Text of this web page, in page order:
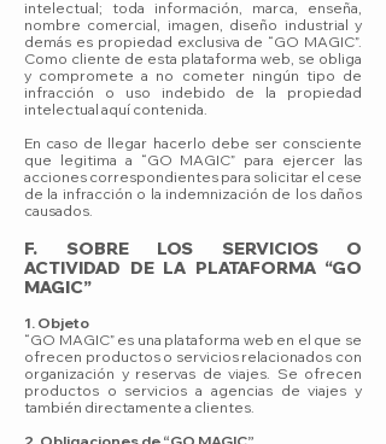
intelectual; toda información, marca, enseña,
nombre comercial, imagen, diseño industrial y
demás es propiedad exclusiva de “GO MAGIC”.
Como cliente de esta plataforma web, se obliga
y compromete a no cometer ningún tipo de
infracción o uso indebido de la propiedad
intelectual aquí contenida.
En caso de llegar hacerlo debe ser consciente
que legitima a “GO MAGIC” para ejercer las
acciones correspondientes para solicitar el cese
de la infracción o la indemnización de los daños
causados.
F. SOBRE LOS SERVICIOS O
ACTIVIDAD DE LA PLATAFORMA “GO
MAGIC”
1. Objeto
“GO MAGIC” es una plataforma web en el que se
ofrecen productos o servicios relacionados con
organización y reservas de viajes. Se ofrecen
productos o servicios a agencias de viajes y
también directamente a clientes.